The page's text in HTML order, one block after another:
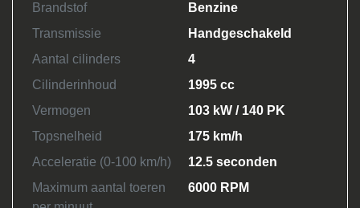
Brandstof
Benzine
Transmissie
Handgeschakeld
Aantal cilinders
4
Cilinderinhoud
1995 cc
Vermogen
103 kW / 140 PK
Topsnelheid
175 km/h
Acceleratie (0-100 km/h)
12.5 seconden
Maximum aantal toeren
6000 RPM